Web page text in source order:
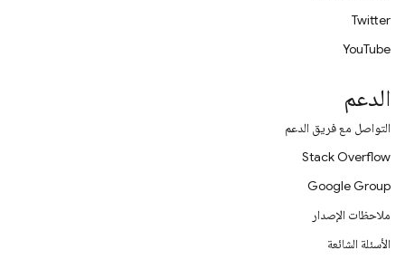
Twitter
YouTube
الدعم
التواصل مع فريق الدعم
Stack Overflow
Google Group
ملاحظات الإصدار
الأسئلة الشائعة